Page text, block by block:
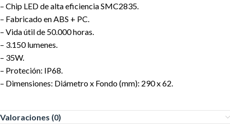
– Chip LED de alta eficiencia SMC2835.
– Fabricado en ABS + PC.
– Vida útil de 50.000 horas.
– 3.150 lumenes.
– 35W.
– Proteción: IP68.
– Dimensiones: Diámetro x Fondo (mm): 290 x 62.
Valoraciones (0)